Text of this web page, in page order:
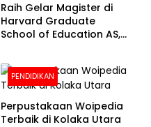
Raih Gelar Magister di
Harvard Graduate
School of Education AS,
Foto Putrinya Perlihatkan
Ijazah
PENDIDIKAN
Perpustakaan Woipedia
Terbaik di Kolaka Utara